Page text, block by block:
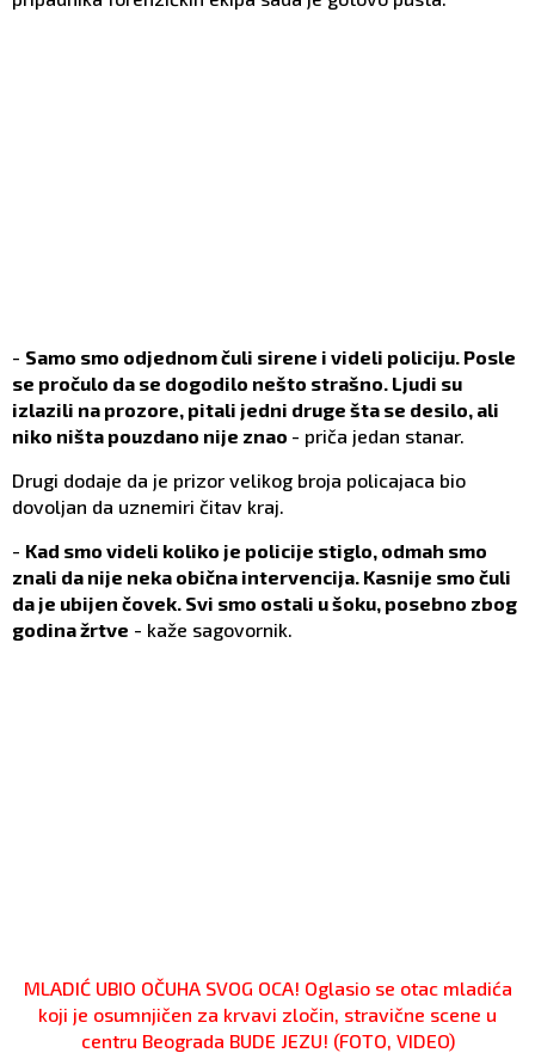
- Samo smo odjednom čuli sirene i videli policiju. Posle
se pročulo da se dogodilo nešto strašno. Ljudi su
izlazili na prozore, pitali jedni druge šta se desilo, ali
niko ništa pouzdano nije znao - priča jedan stanar.
Drugi dodaje da je prizor velikog broja policajaca bio
dovoljan da uznemiri čitav kraj.
- Kad smo videli koliko je policije stiglo, odmah smo
znali da nije neka obična intervencija. Kasnije smo čuli
da je ubijen čovek. Svi smo ostali u šoku, posebno zbog
godina žrtve - kaže sagovornik.
MLADIĆ UBIO OČUHA SVOG OCA! Oglasio se otac mladića
koji je osumnjičen za krvavi zločin, stravične scene u
centru Beograda BUDE JEZU! (FOTO, VIDEO)